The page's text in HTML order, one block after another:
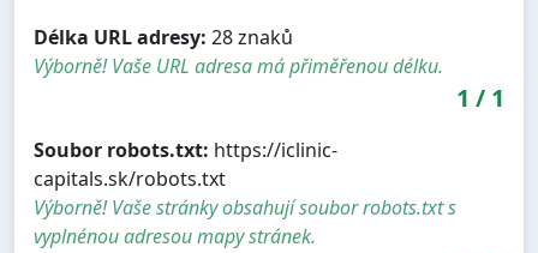
Délka URL adresy: 28 znaků
Výborně! Vaše URL adresa má přiměřenou délku.
1 / 1
Soubor robots.txt: https://iclinic-
capitals.sk/robots.txt
Výborně! Vaše stránky obsahují soubor robots.txt s
vyplnénou adresou mapy stránek.